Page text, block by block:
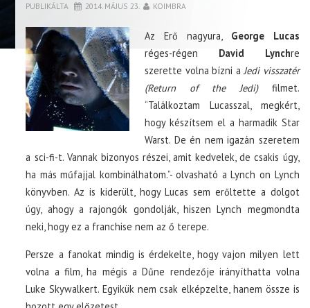
PUBLIKÁLTA 2014. MÁJUS 23. KOIMBRA
Az Erő nagyura, George Lucas
réges-régen David Lynchre
szerette volna bízni aJedi visszatér
(Return of the Jedi)filmet.
“Találkoztam Lucasszal, megkért,
hogy készítsem el a harmadik Star
Warst. De én nem igazán szeretem
a sci-fi-t. Vannak bizonyos részei, amit kedvelek, de csakis úgy,
ha más műfajjal kombinálhatom.”- olvasható a Lynch on Lynch
könyvben. Az is kiderült, hogy Lucas sem erőltette a dolgot
úgy, ahogy a rajongók gondolják, hiszen Lynch megmondta
neki, hogy ez a franchise nem az ő terepe.
Persze a fanokat mindig is érdekelte, hogy vajon milyen lett
volna a film, ha mégis a Dűne rendezője irányíthatta volna
Luke Skywalkert. Egyikük nem csak elképzelte, hanem össze is